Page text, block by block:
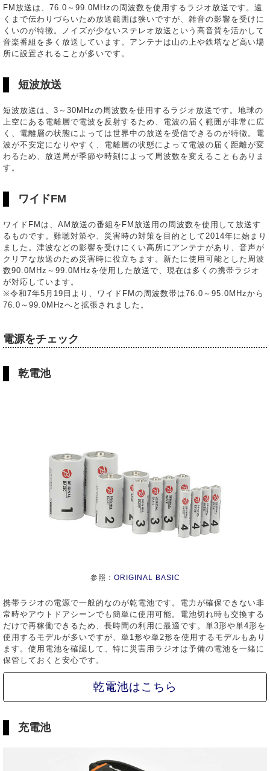
FM放送は、76.0～99.0MHzの周波数を使用するラジオ放送です。遠
くまで伝わりづらいため放送範囲は狭いですが、雑音の影響を受けに
くいのが特徴。ノイズが少ないステレオ放送という高音質を活かして
音楽番組を多く放送しています。アンテナは山の上や鉄塔など高い場
所に設置されることが多いです。
短波放送
短波放送は、3～30MHzの周波数を使用するラジオ放送です。地球の
上空にある電離層で電波を反射するため、電波の届く範囲が非常に広
く、電離層の状態によっては世界中の放送を受信できるのが特徴。電
波が不安定になりやすく、電離層の状態によって電波の届く距離が変
わるため、放送局が季節や時刻によって周波数を変えることもありま
す。
ワイドFM
ワイドFMは、AM放送の番組をFM放送用の周波数を使用して放送す
るものです。難聴対策や、災害時の対策を目的として2014年に始まり
ました。津波などの影響を受けにくい高所にアンテナがあり、音声が
クリアな放送のため災害時に役立ちます。新たに使用可能とした周波
数90.0MHz～99.0MHzを使用した放送で、現在は多くの携帯ラジオ
が対応しています。
※令和7年5月19日より、ワイドFMの周波数帯は76.0～95.0MHzから
76.0～99.0MHzへと拡張されました。
電源をチェック
乾電池
参照： ORIGINAL BASIC
携帯ラジオの電源で一般的なのが乾電池です。電力が確保できない非
常時やアウトドアシーンでも簡単に使用可能。電池切れ時も交換する
だけで再稼働できるため、長時間の利用に最適です。単3形や単4形を
使用するモデルが多いですが、単1形や単2形を使用するモデルもあり
ます。使用電池を確認して、特に災害用ラジオは予備の電池を一緒に
保管しておくと安心です。
乾電池はこちら
充電池